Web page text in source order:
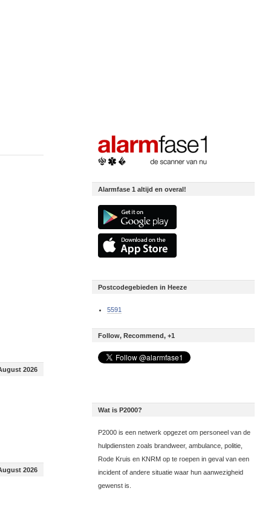
2026
2026
Alarmfase 1 altijd en overal!
Postcodegebieden in Heeze
5591
Follow, Recommend, +1
Wat is P2000?
P2000 is een netwerk opgezet om personeel van de
hulpdiensten zoals brandweer, ambulance, politie,
Rode Kruis en KNRM op te roepen in geval van een
incident of andere situatie waar hun aanwezigheid
gewenst is.